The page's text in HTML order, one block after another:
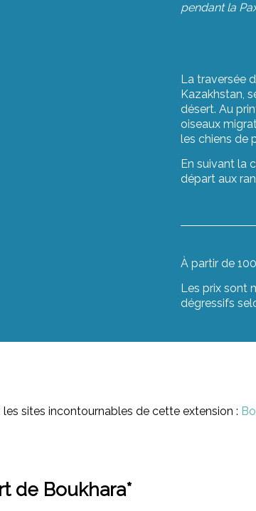
pendant la
La traversée
Kazakhstan,
désert. Au
oiseaux
les chiens de
En suivant la
départ aux
À partir de
Les prix sont
dégressifs
les sites incontournables de cette extension :
de Boukhara*